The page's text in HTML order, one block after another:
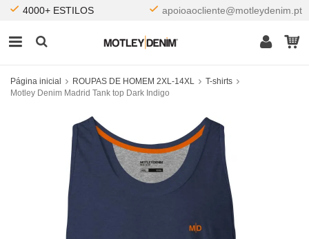
4000+ ESTILOS apoioaocliente@motleydenim.pt
Página inicial ROUPAS DE HOMEM 2XL-14XL
T-shirts
Motley Denim Madrid Tank top Dark Indigo